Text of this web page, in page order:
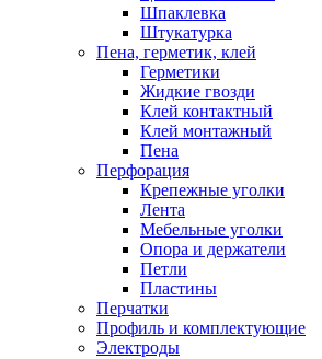
Шпаклевка
Штукатурка
Пена, герметик, клей
Герметики
Жидкие гвозди
Клей контактный
Клей монтажный
Пена
Перфорация
Крепежные уголки
Лента
Мебельные уголки
Опора и держатели
Петли
Пластины
Перчатки
Профиль и комплектующие
Электроды